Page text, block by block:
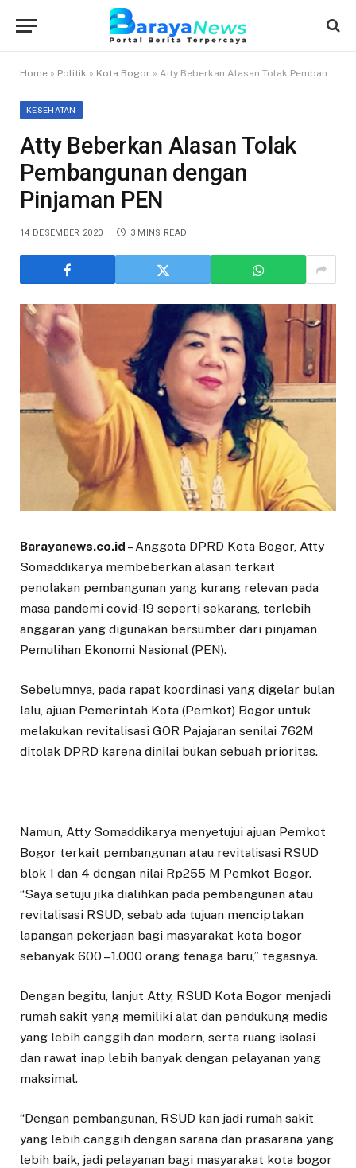
Home » Politik » Kota Bogor » Atty Beberkan Alasan Tolak Pembangunan dengan Pinjaman PEN
KESEHATAN
Atty Beberkan Alasan Tolak
Pembangunan dengan
Pinjaman PEN
14 DESEMBER 2020 3 MINS READ
Barayanews.co.id – Anggota DPRD Kota Bogor, Atty
Somaddikarya membeberkan alasan terkait
penolakan pembangunan yang kurang relevan pada
masa pandemi covid-19 seperti sekarang, terlebih
anggaran yang digunakan bersumber dari pinjaman
Pemulihan Ekonomi Nasional (PEN).
Sebelumnya, pada rapat koordinasi yang digelar bulan
lalu, ajuan Pemerintah Kota (Pemkot) Bogor untuk
melakukan revitalisasi GOR Pajajaran senilai 762M
ditolak DPRD karena dinilai bukan sebuah prioritas.
Namun, Atty Somaddikarya menyetujui ajuan Pemkot
Bogor terkait pembangunan atau revitalisasi RSUD
blok 1 dan 4 dengan nilai Rp255 M Pemkot Bogor.
“Saya setuju jika dialihkan pada pembangunan atau
revitalisasi RSUD, sebab ada tujuan menciptakan
lapangan pekerjaan bagi masyarakat kota bogor
sebanyak 600 – 1.000 orang tenaga baru,” tegasnya.
Dengan begitu, lanjut Atty, RSUD Kota Bogor menjadi
rumah sakit yang memiliki alat dan pendukung medis
yang lebih canggih dan modern, serta ruang isolasi
dan rawat inap lebih banyak dengan pelayanan yang
maksimal.
“Dengan pembangunan, RSUD kan jadi rumah sakit
yang lebih canggih dengan sarana dan prasarana yang
lebih baik, jadi pelayanan bagi masyarakat kota bogor